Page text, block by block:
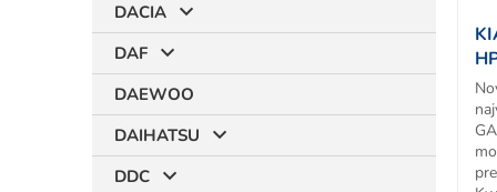
DACIA
DAF
DAEWOO
DAIHATSU
DDC